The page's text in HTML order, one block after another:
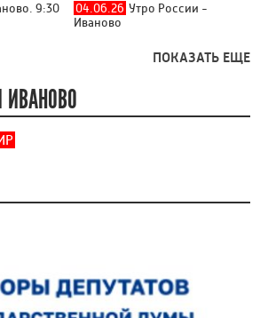
9:30 04.06.26 Утро России -
Иваново
ПОКАЗАТЬ ЕЩЕ
ИВАНОВО